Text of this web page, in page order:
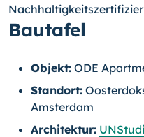
Bautafel
Objekt: ODE
Standort:
Amsterdam
Architektur: